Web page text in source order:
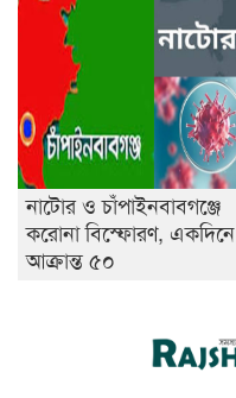
নাটোর ও চাঁপাইনবাবগঞ্জে
করোনা বিস্ফোরণ, একদিনে
আক্রান্ত ৫০